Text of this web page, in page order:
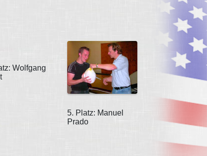
Wolfgang
5. Platz: Manuel
Prado